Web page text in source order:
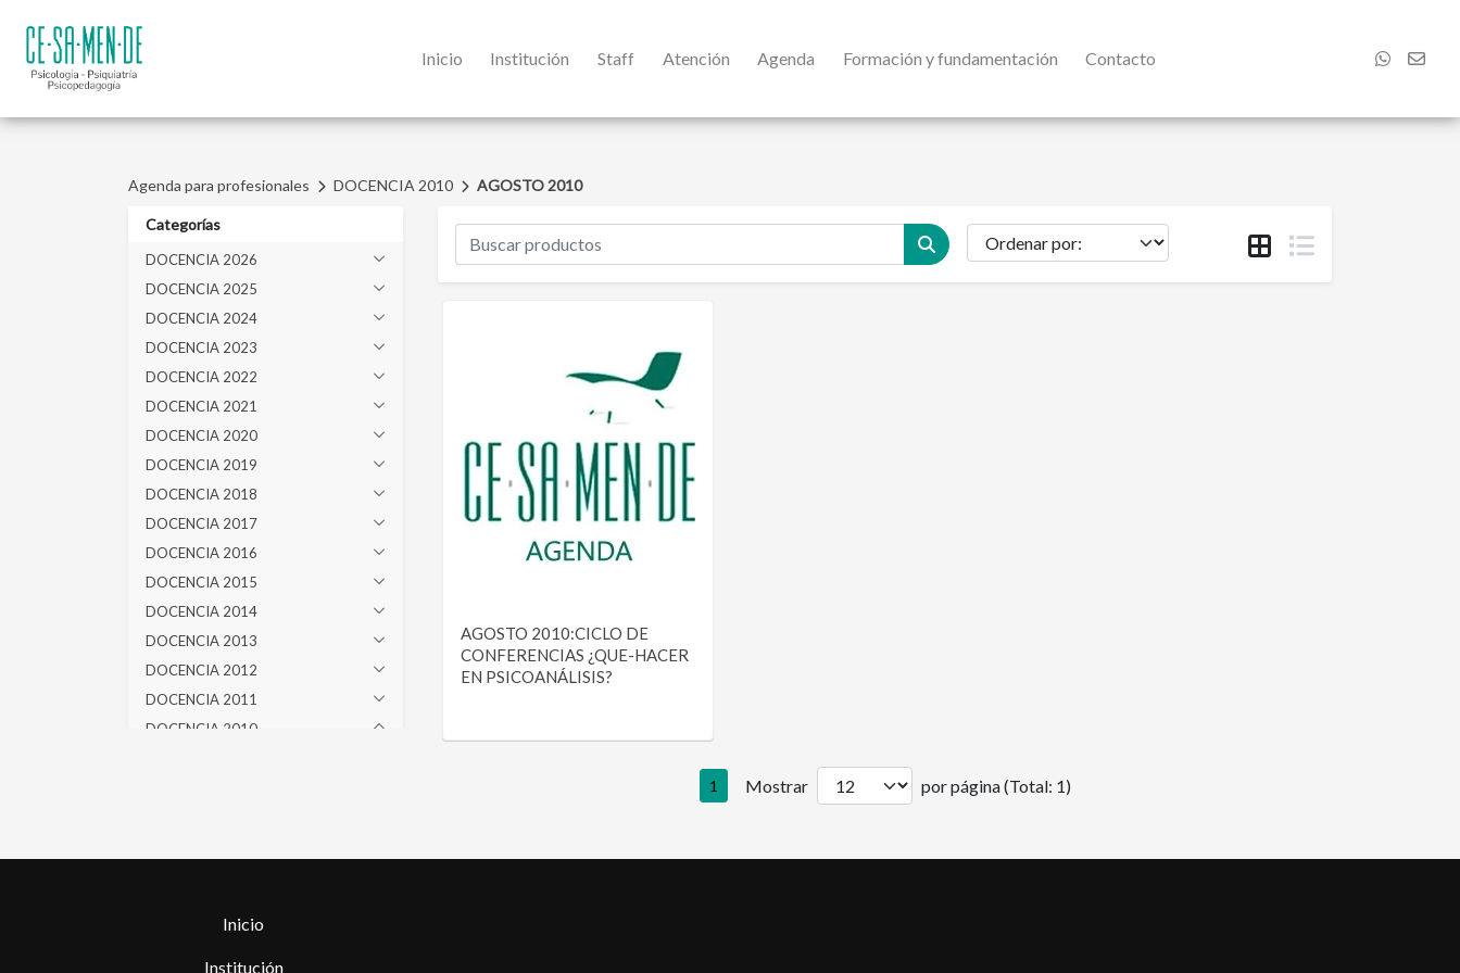
Inicio Institución Staff Atención Agenda Formación y fundamentación Contacto
Agenda para profesionales DOCENCIA 2010 AGOSTO 2010
Categorías
DOCENCIA 2026
DOCENCIA 2025
DOCENCIA 2024
DOCENCIA 2023
DOCENCIA 2022
DOCENCIA 2021
DOCENCIA 2020
DOCENCIA 2019
DOCENCIA 2018
DOCENCIA 2017
DOCENCIA 2016
DOCENCIA 2015
DOCENCIA 2014
DOCENCIA 2013
DOCENCIA 2012
DOCENCIA 2011
DOCENCIA 2010
DOCENCIA 2005
DOCENCIA 2004
AGOSTO 2010:CICLO DE
CONFERENCIAS ¿QUE-HACER
EN PSICOANÁLISIS?
1 Mostrar por página (Total: 1)
Inicio
Institución